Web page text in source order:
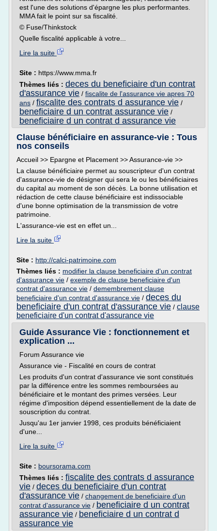
est l'une des solutions d'épargne les plus performantes.
MMA fait le point sur sa fiscalité.
© Fuse/Thinkstock
Quelle fiscalité applicable à votre...
Lire la suite
Site : https://www.mma.fr
Thèmes liés : deces du beneficiaire d'un contrat
d'assurance vie / fiscalite de l'assurance vie apres 70
ans / fiscalite des contrats d assurance vie /
beneficiaire d un contrat assurance vie /
beneficiaire d un contrat d assurance vie
Clause bénéficiaire en assurance-vie : Tous
nos conseils
Accueil >> Epargne et Placement >> Assurance-vie >>
La clause bénéficiaire permet au souscripteur d'un contrat
d'assurance-vie de désigner qui sera le ou les bénéficiaires
du capital au moment de son décès. La bonne utilisation et
rédaction de cette clause bénéficiaire est indissociable
d'une bonne optimisation de la transmission de votre
patrimoine.
L'assurance-vie est en effet un...
Lire la suite
Site : http://calci-patrimoine.com
Thèmes liés : modifier la clause beneficiaire d'un contrat
d'assurance vie / exemple de clause beneficiaire d'un
contrat d'assurance vie / demembrement clause
beneficiaire d'un contrat d'assurance vie / deces du
beneficiaire d'un contrat d'assurance vie / clause
beneficiaire d'un contrat d'assurance vie
Guide Assurance Vie : fonctionnement et
explication ...
Forum Assurance vie
Assurance vie - Fiscalité en cours de contrat
Les produits d'un contrat d'assurance vie sont constitués
par la différence entre les sommes remboursées au
bénéficiaire et le montant des primes versées. Leur
régime d'imposition dépend essentiellement de la date de
souscription du contrat.
Jusqu'au 1er janvier 1998, ces produits bénéficiaient
d'une...
Lire la suite
Site : boursorama.com
Thèmes liés : fiscalite des contrats d assurance
vie / deces du beneficiaire d'un contrat
d'assurance vie / changement de beneficiaire d'un
contrat d'assurance vie / beneficiaire d un contrat
assurance vie / beneficiaire d un contrat d
assurance vie